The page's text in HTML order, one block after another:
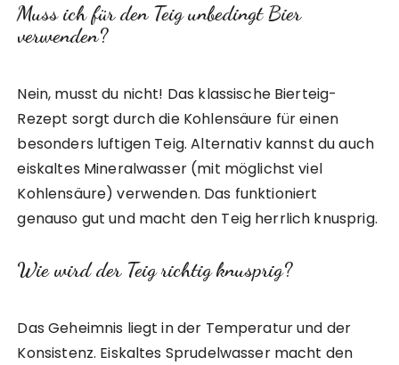
Muss ich für den Teig unbedingt Bier
verwenden?
Nein, musst du nicht! Das klassische Bierteig-
Rezept sorgt durch die Kohlensäure für einen
besonders luftigen Teig. Alternativ kannst du auch
eiskaltes Mineralwasser (mit möglichst viel
Kohlensäure) verwenden. Das funktioniert
genauso gut und macht den Teig herrlich knusprig.
Wie wird der Teig richtig knusprig?
Das Geheimnis liegt in der Temperatur und der
Konsistenz. Eiskaltes Sprudelwasser macht den